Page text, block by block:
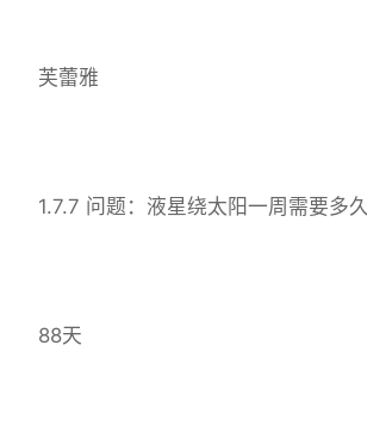
芙蕾雅
1.7.7 问题：液星绕太阳一周需要多久
88天